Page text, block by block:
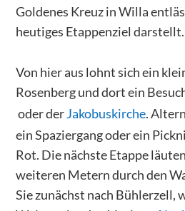
Goldenes Kreuz in Willa
heutiges Etappenziel darstellt.
Von hier aus lohnt sich ein
Rosenberg und dort ein
oder derJakobuskirche.
ein Spaziergang oder ein
Rot. Die nächste Etappe
weiteren Metern durch den
Sie zunächst nach Bühlerzell,